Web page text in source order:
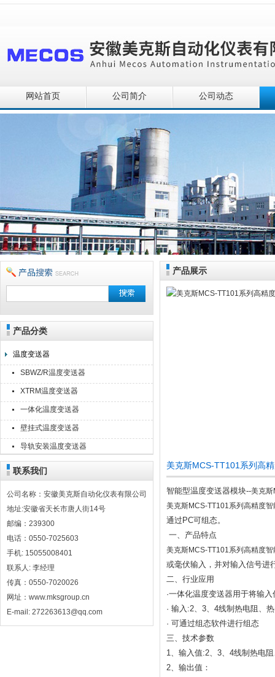
安徽美克斯自动化仪表有限公司
网站首页 公司简介 公司动态
产品分类
温度变送器
SBWZ/R温度变送器
XTRM温度变送器
一体化温度变送器
壁挂式温度变送器
导轨安装温度变送器
联系我们
公司名称：安徽美克斯自动化仪表有限公司
地址:安徽省天长市唐人街14号
邮编：239300
电话：0550-7025603
手机: 15055008401
联系人: 李经理
传真：0550-7020026
网址：www.mksgroup.cn
E-mail: 272263613@qq.com
产品展示
美克斯MCS-TT101系列高
智能型温度变送器模块--美克斯
美克斯MCS-TT101系列高精度
通过PC可组态。
一、产品特点
美克斯MCS-TT101系列高精度
或毫伏输入，并对输入信号进
二、行业应用
·一体化温度变送器用于将输
· 输入:2、3、4线制热电阻、
· 可通过组态软件进行组态
三、技术参数
1、输入值:2、3、4线制热电
2、输出值：